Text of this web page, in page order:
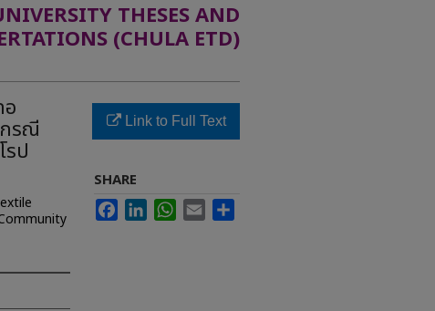
THESES AND
(CHULA ETD)
รณี
รป
Link to Full Text
SHARE
FacebookLinkedInWhatsApp
Email